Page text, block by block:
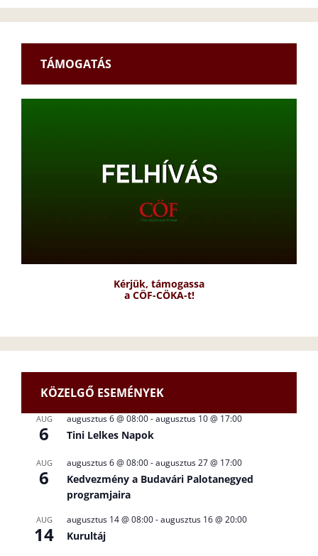
TÁMOGATÁS
Kérjük, támogassa
a CÖF-CÖKA-t!
KÖZELGŐ ESEMÉNYEK
AUG
6
augusztus 6 @ 08:00-augusztus 10 @ 17:00
Tini Lelkes Napok
AUG
6
augusztus 6 @ 08:00-augusztus 27 @ 17:00
Kedvezmény a Budavári Palotanegyed
programjaira
AUG
14
augusztus 14 @ 08:00-augusztus 16 @ 20:00
Kurultáj